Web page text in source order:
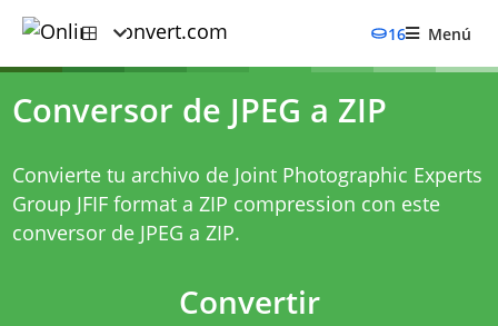
16 Menú
Conversor de JPEG a ZIP
Convierte tu archivo de Joint Photographic Experts
Group JFIF format a ZIP compression con este
conversor de JPEG a ZIP.
Convertir